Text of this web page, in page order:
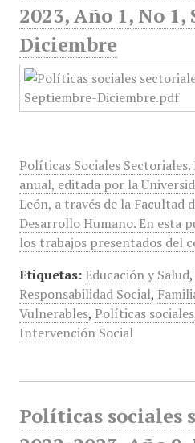
2023, Año 1, No
Diciembre
Políticas Sociales
anual, editada por la
León, a través de la Facultad
Desarrollo Humano. En esta
los trabajos presentados del
Etiquetas: Educación y Salud,
Responsabilidad Social,
Vulnerables, Políticas sociales
Intervención Social
Políticas sociales